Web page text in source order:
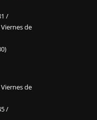
/
de
de
/